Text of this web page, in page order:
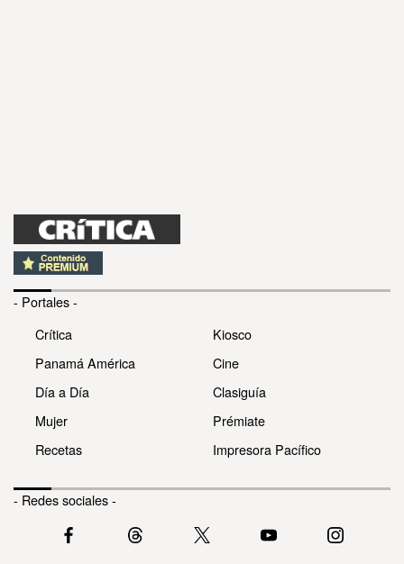
- Portales -
Crítica
Panamá América
Día a Día
Mujer
Recetas
Kiosco
Cine
Clasiguía
Prémiate
Impresora Pacífico
- Redes sociales -